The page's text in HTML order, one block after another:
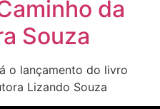
da
Souza
o lançamento do livro
Lizando Souza